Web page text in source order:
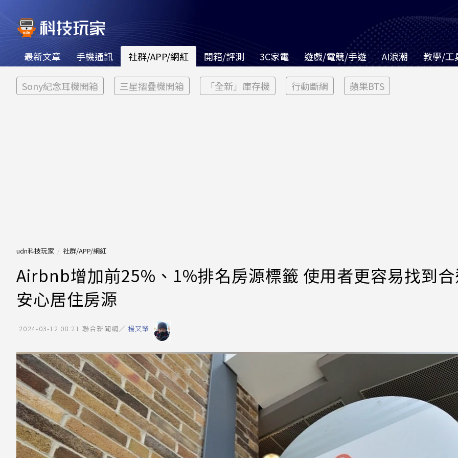
最新文章 手機通訊 社群/APP/網紅 開箱/評測 3C家電 遊戲/電競/手遊 AI浪潮 教學/工
Sony紀念耳機開箱 三星摺疊機開箱 「全新」庫存機 行動斷網 蘋果BTS
udn科技玩家 社群/APP/網紅
Airbnb增加前25%、1%排名房源標籤 使用者更容易找到
安心居住房源
2024-03-12 08:21 聯合新聞網／ 楊又肇